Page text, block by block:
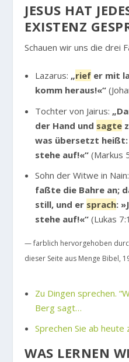
JESUS HAT
EXISTENZ
Schauen wir uns die drei
Lazarus: „riefer mit
komm heraus!«“
Tochter von Jairus:
der Hand und sagte
was übersetzt heißt:
stehe auf!«“(Markus
Sohn der Witwe in Nain:
faßte die Bahre an;
still, und er sprach:
stehe auf!«“(Lukas
— farblich hervorgehoben
dieser Seite aus Menge Bibel,
Zu Dingen sprechen.
Berg sagt…
Sprechen Sie ab
WAS LERNEN